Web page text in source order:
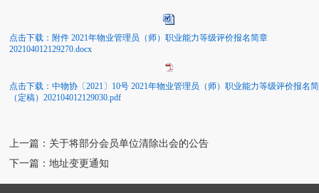
点击下载：附件 2021年物业管理员（师）职业能力等级评价报名简章
202104012129270.docx
点击下载：中物协〔2021〕10号 2021年物业管理员（师）职业能力等级评价报名
（定稿）202104012129030.pdf
上一篇：关于将部分会员单位清除出会的公告
下一篇：地址变更通知